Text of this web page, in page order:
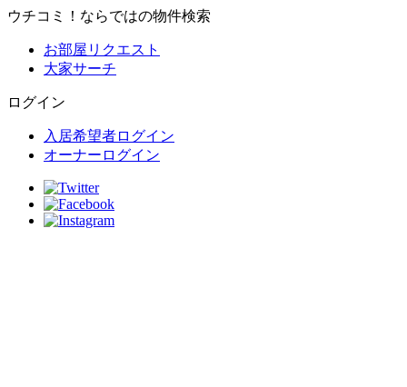
ウチコミ！ならではの物件検索
お部屋リクエスト
大家サーチ
ログイン
入居希望者ログイン
オーナーログイン